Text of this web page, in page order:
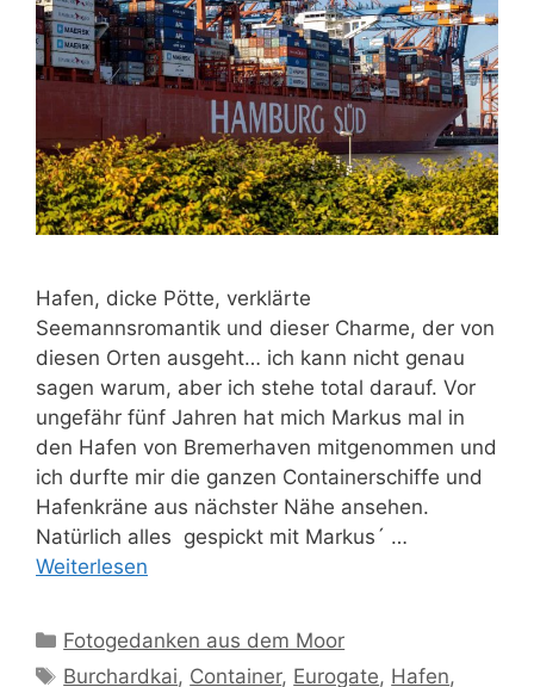
Hafen, dicke Pötte, verklärte
Seemannsromantik und dieser Charme, der von
diesen Orten ausgeht… ich kann nicht genau
sagen warum, aber ich stehe total darauf. Vor
ungefähr fünf Jahren hat mich Markus mal in
den Hafen von Bremerhaven mitgenommen und
ich durfte mir die ganzen Containerschiffe und
Hafenkräne aus nächster Nähe ansehen.
Natürlich alles gespickt mit Markus´ …
Weiterlesen
Kategorien
Fotogedanken aus dem Moor
Schlagwörter
Burchardkai, Container, Eurogate, Hafen,